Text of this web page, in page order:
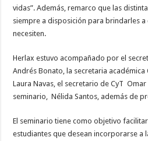
vidas”. Además, remarco que las
siempre a disposición para brindarles
necesiten.
Herlax estuvo acompañado por el
Andrés Bonato, la secretaria académica
Laura Navas, el secretario de CyT
seminario, Nélida Santos, además de
El seminario tiene como objetivo
estudiantes que desean incorporarse a